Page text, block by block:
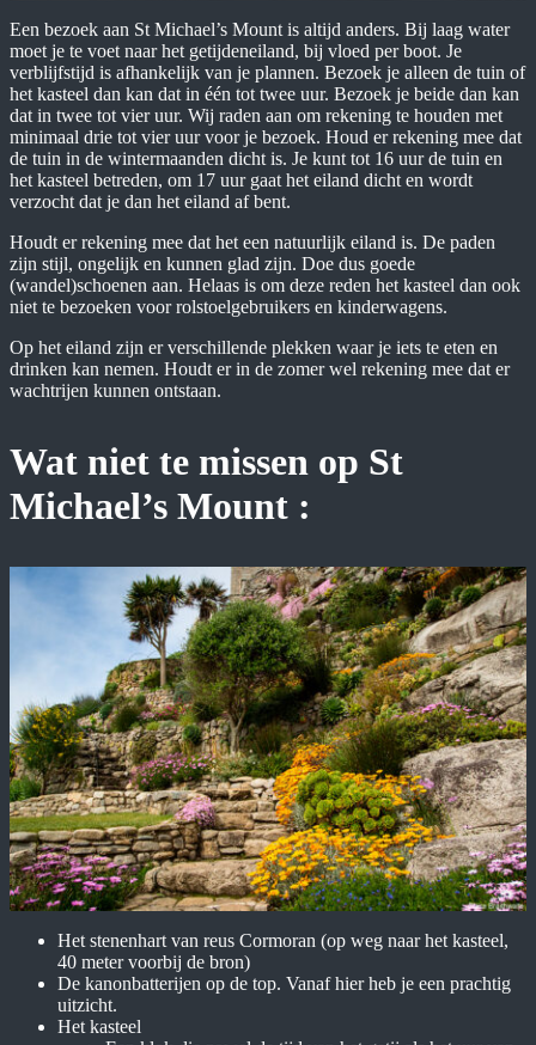
Een bezoek aan St Michael’s Mount is altijd anders. Bij laag water
moet je te voet naar het getijdeneiland, bij vloed per boot. Je
verblijfstijd is afhankelijk van je plannen. Bezoek je alleen de tuin of
het kasteel dan kan dat in één tot twee uur. Bezoek je beide dan kan
dat in twee tot vier uur. Wij raden aan om rekening te houden met
minimaal drie tot vier uur voor je bezoek. Houd er rekening mee dat
de tuin in de wintermaanden dicht is. Je kunt tot 16 uur de tuin en
het kasteel betreden, om 17 uur gaat het eiland dicht en wordt
verzocht dat je dan het eiland af bent.
Houdt er rekening mee dat het een natuurlijk eiland is. De paden
zijn stijl, ongelijk en kunnen glad zijn. Doe dus goede
(wandel)schoenen aan. Helaas is om deze reden het kasteel dan ook
niet te bezoeken voor rolstoelgebruikers en kinderwagens.
Op het eiland zijn er verschillende plekken waar je iets te eten en
drinken kan nemen. Houdt er in de zomer wel rekening mee dat er
wachtrijen kunnen ontstaan.
Wat niet te missen op St
Michael’s Mount :
Het stenenhart van reus Cormoran (op weg naar het kasteel,
40 meter voorbij de bron)
De kanonbatterijen op de top. Vanaf hier heb je een prachtig
uitzicht.
Het kasteel